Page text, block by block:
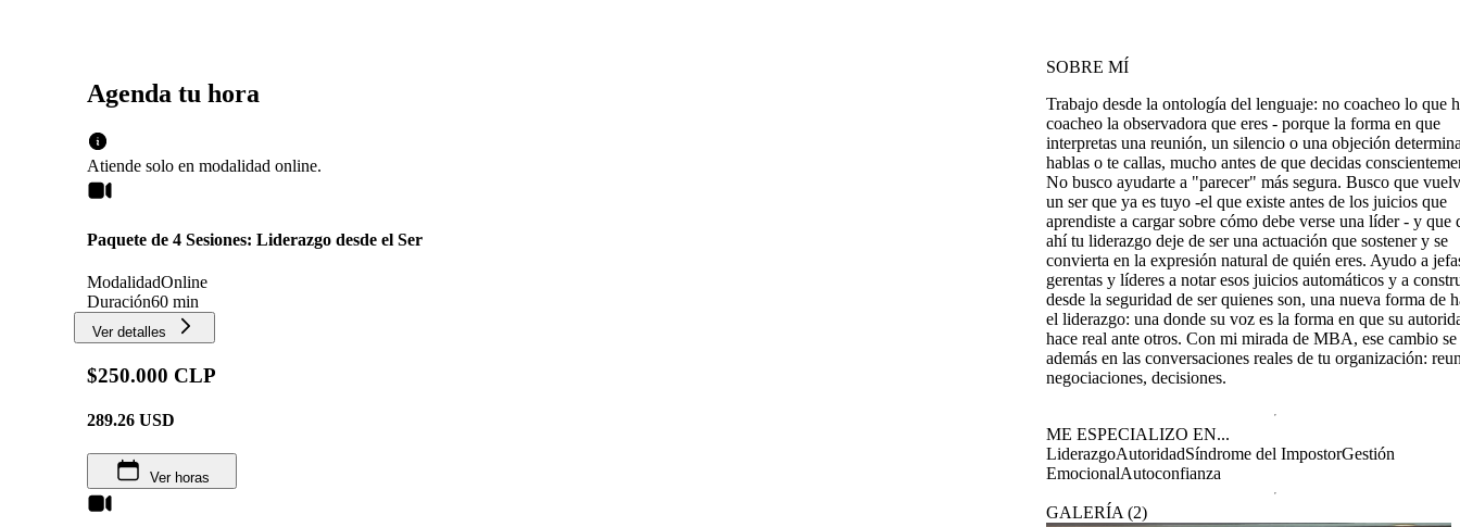
Agenda tu hora
Atiende solo en modalidad online.
Paquete de 4 Sesiones: Liderazgo desde el Ser
ModalidadOnline
Duración60 min
Ver detalles
$250.000 CLP
289.26 USD
Ver horas
SOBRE MÍ
Trabajo desde la ontología del lenguaje: no coacheo lo que
coacheo la observadora que eres - porque la forma en que
interpretas una reunión, un silencio o una objeción
hablas o te callas, mucho antes de que decidas
No busco ayudarte a "parecer" más segura. Busco que
un ser que ya es tuyo -el que existe antes de los juicios que
aprendiste a cargar sobre cómo debe verse una líder - y que
ahí tu liderazgo deje de ser una actuación que sostener y se
convierta en la expresión natural de quién eres. Ayudo a
gerentas y líderes a notar esos juicios automáticos y a
desde la seguridad de ser quienes son, una nueva forma de
el liderazgo: una donde su voz es la forma en que su
hace real ante otros. Con mi mirada de MBA, ese cambio se
además en las conversaciones reales de tu organización:
negociaciones, decisiones.
ME ESPECIALIZO EN...
LiderazgoAutoridadSíndrome del ImpostorGestión
EmocionalAutoconfianza
GALERÍA (2)